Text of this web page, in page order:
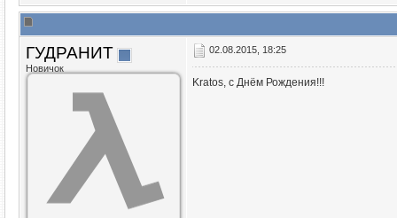
ГУДРАНИТ
Новичок
02.08.2015, 18:25
Kratos, с Днём Рождения!!!